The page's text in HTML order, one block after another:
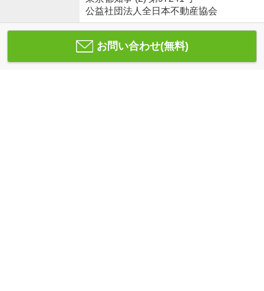
公益社団法人全日本不動産協会
お問い合わせ(無料)